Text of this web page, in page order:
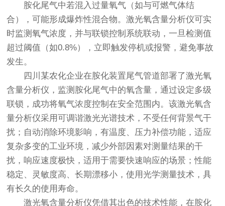
胺化尾气中若混入过量氧气（如与可燃气体结
合），可能形成爆炸性混合物。激光氧含量分析仪可实
时监测氧气浓度，并与联锁控制系统联动，一旦检测值
超过阈值（如0.8%），立即触发停机或报警，避免事故
发生。
四川某农化企业在胺化装置尾气管道部署了激光氧
含量分析仪，监测胺化尾气中的氧含量，通过设定多级
联锁，成功将氧气浓度控制在安全范围内。该激光氧含
量分析仪采用可调谐激光光谱技术，不受任何背景气干
扰；自动消除环境影响，有温度、压力补偿功能，适应
复杂多变的工业环境，减少外部因素对测量结果的干
扰，响应速度极快，适用于需要快速响应的场景；性能
稳定、灵敏度高、长期漂移小，使用光学测量技术，具
有长久的使用寿命。
激光氧含量分析仪凭借其出色的技术性能，在胺化